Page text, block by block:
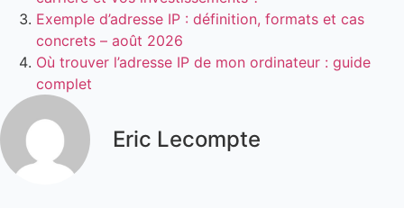
Exemple d’adresse IP : définition, formats et cas
concrets – août 2026
Où trouver l’adresse IP de mon ordinateur : guide
complet
Eric Lecompte